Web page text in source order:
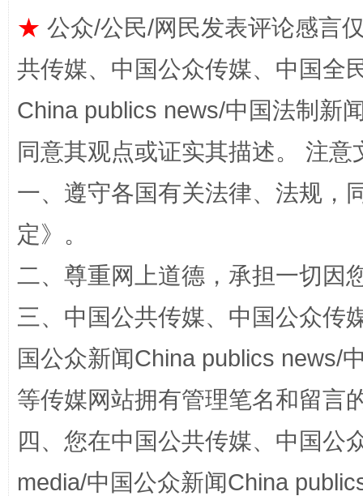
阿坝州三大球赛在茂县开幕 规模
★ 公众/公民/网民发表评论感言
共传媒、中国公众传媒、中国全
China publics news/中国法制新
同意其观点或证实其描述。 注
一、遵守各国有关法律、法规，
定》。
二、尊重网上道德，承担一切因
三、中国公共传媒、中国公众传
国公众新闻China publics news/
等传媒网站拥有管理笔名和留言
四、您在中国公共传媒、中国公
media/中国公众新闻China